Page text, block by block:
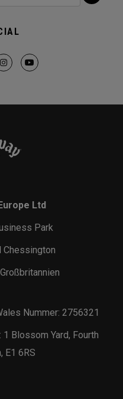
Ltd
Park
Chessington
Nummer: 2756321
Blossom Yard, Fourth
E1 6RS